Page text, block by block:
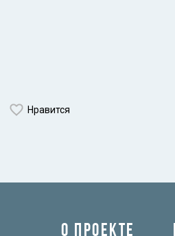
Нравится
О ПРОЕКТЕ